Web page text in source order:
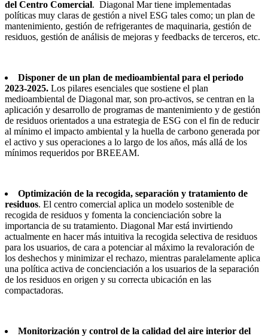
del Centro Comercial. Diagonal Mar tiene implementadas
políticas muy claras de gestión a nivel ESG tales como; un plan de
mantenimiento, gestión de refrigerantes de maquinaria, gestión de
residuos, gestión de análisis de mejoras y feedbacks de terceros, etc.
Disponer de un plan de medioambiental para el periodo
2023-2025. Los pilares esenciales que sostiene el plan
medioambiental de Diagonal mar, son pro-activos, se centran en la
aplicación y desarrollo de programas de mantenimiento y de gestión
de residuos orientados a una estrategia de ESG con el fin de reducir
al mínimo el impacto ambiental y la huella de carbono generada por
el activo y sus operaciones a lo largo de los años, más allá de los
mínimos requeridos por BREEAM.
Optimización de la recogida, separación y tratamiento de
residuos. El centro comercial aplica un modelo sostenible de
recogida de residuos y fomenta la concienciación sobre la
importancia de su tratamiento. Diagonal Mar está invirtiendo
actualmente en hacer más intuitiva la recogida selectiva de residuos
para los usuarios, de cara a potenciar al máximo la revaloración de
los deshechos y minimizar el rechazo, mientras paralelamente aplica
una política activa de concienciación a los usuarios de la separación
de los residuos en origen y su correcta ubicación en las
compactadoras.
Monitorización y control de la calidad del aire interior del